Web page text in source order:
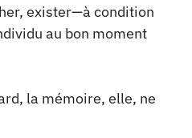
exister—à condition
au bon moment
la mémoire, elle, ne